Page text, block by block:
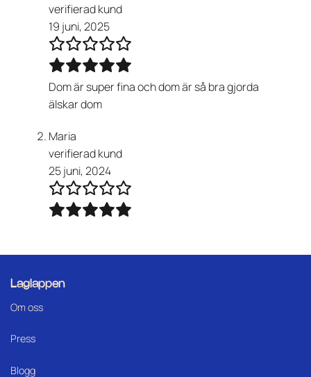
verifierad kund
19 juni, 2025
Dom är super fina och dom är så bra gjorda
älskar dom
Maria
verifierad kund
25 juni, 2024
Laglappen
Om oss
Press
Blogg